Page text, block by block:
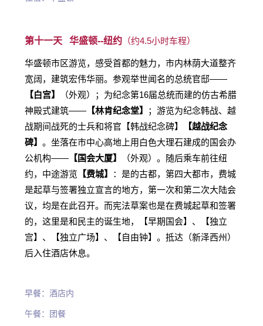
第十一天 华盛顿--纽约 （约4.5小时车程）
华盛顿市区游览，感受首都的魅力，市内林荫大道整齐
宽阔，建筑宏伟华丽。参观举世闻名的总统官邸——
【白宫】
（外观）；为纪念第16届总统而建的仿古希腊
神殿式建筑—— 【林肯纪念堂】
；游览为纪念韩战、越
战期间战死的士兵和将官【韩战纪念碑】
【越战纪念
碑】 。坐落在市中心高地上用白色大理石建成的国会办
公机构—— 【国会大厦】
（外观）。随后乘车前往纽
约，中途游览 【费城】
：是的古都，第四大都市，费城
是起草与签署独立宣言的地方，第一次和第二次大陆会
议，均是在此召开。而宪法草案也是在费城起草和签署
的，这里是和民主的诞生地，【早期国会】、【独立
宫】、【独立广场】、【自由钟】。抵达（新泽西州）
后入住酒店休息。
早餐：酒店内
午餐：团餐